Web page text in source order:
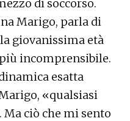
di soccorso.
Marigo, parla di
giovanissima età
incomprensibile.
esatta
«qualsiasi
ciò che mi sento